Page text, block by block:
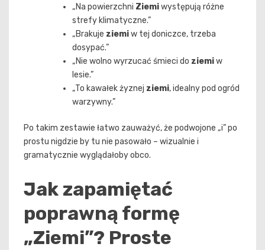
„Na powierzchni Ziemiwystępują różne
strefy klimatyczne.”
„Brakuje ziemiw tej doniczce, trzeba
dosypać.”
„Nie wolno wyrzucać śmieci do ziemiw
lesie.”
„To kawałek żyznej ziemi, idealny pod ogród
warzywny.”
Po takim zestawie łatwo zauważyć, że podwojone „i” po
prostu nigdzie by tu nie pasowało – wizualnie i
gramatycznie wyglądałoby obco.
Jak zapamiętać
poprawną formę
„Ziemi”? Proste